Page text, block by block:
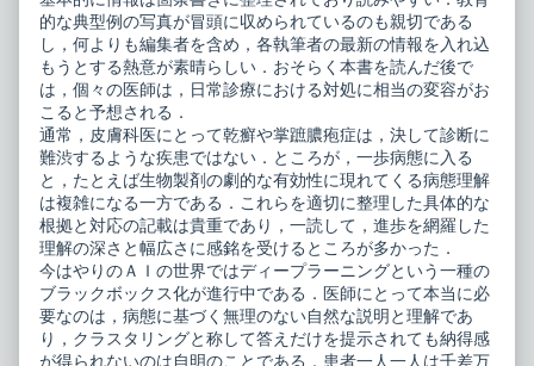
膿
疱
ー
病
態
の
理
解
と
治
療
最
前
線
published
on
シ
ョ
ン
乾
癬・
掌
蹠
膿
疱
症
ー
病
態
の
理
解
と
治
療
最
前
的な典型例の写真が冒頭に収められているのも親切である
し，何よりも編集者を含め，各執筆者の最新の情報を入れ込
もうとする熱意が素晴らしい．おそらく本書を読んだ後で
は，個々の医師は，日常診療における対処に相当の変容がお
こると予想される．
通常，皮膚科医にとって乾癬や掌蹠膿疱症は，決して診断に
難渋するような疾患ではない．ところが，一歩病態に入る
と，たとえば生物製剤の劇的な有効性に現れてくる病態理解
は複雑になる一方である．これらを適切に整理した具体的な
根拠と対応の記載は貴重であり，一読して，進歩を網羅した
理解の深さと幅広さに感銘を受けるところが多かった．
今はやりのＡＩの世界ではディープラーニングという一種の
ブラックボックス化が進行中である．医師にとって本当に必
要なのは，病態に基づく無理のない自然な説明と理解であ
り，クラスタリングと称して答えだけを提示されても納得感